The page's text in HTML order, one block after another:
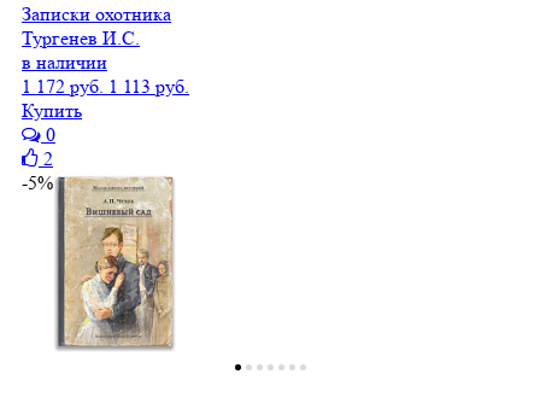
Записки охотника
Тургенев И.С.
в наличии
1 172 руб. 1 113 руб.
Купить
0
2
-5%